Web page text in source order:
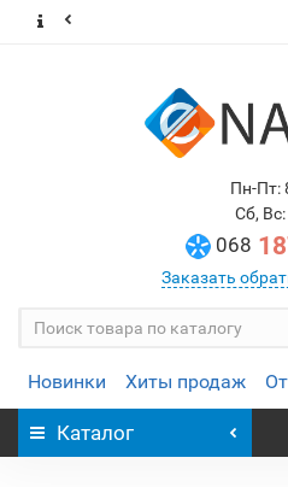
Пн-Пт:
Сб,
068
Заказать
Новинки Хиты продаж
Каталог